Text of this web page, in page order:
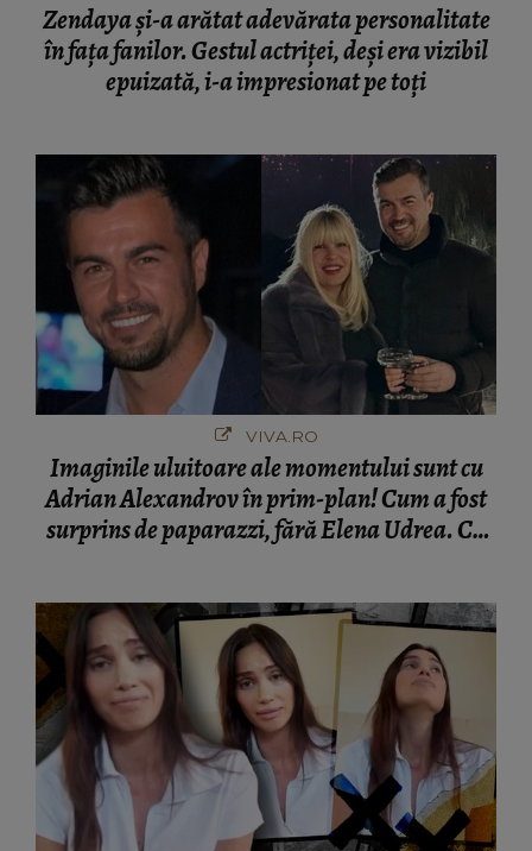
Zendaya și-a arătat adevărata personalitate
în fața fanilor. Gestul actriței, deși era vizibil
epuizată, i-a impresionat pe toți
VIVA.RO
Imaginile uluitoare ale momentului sunt cu
Adrian Alexandrov în prim-plan! Cum a fost
surprins de paparazzi, fără Elena Udrea. Cu